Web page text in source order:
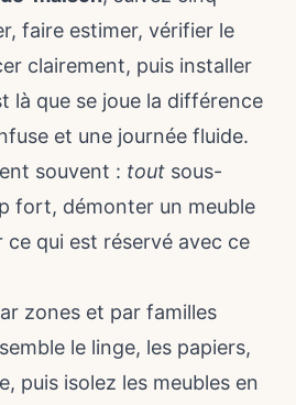
faire estimer, vérifier le
clairement, puis installer
là que se joue la différence
et une journée fluide.
souvent : tout sous-
fort, démonter un meuble
ce qui est réservé avec ce
zones et par familles
le linge, les papiers,
puis isolez les meubles en